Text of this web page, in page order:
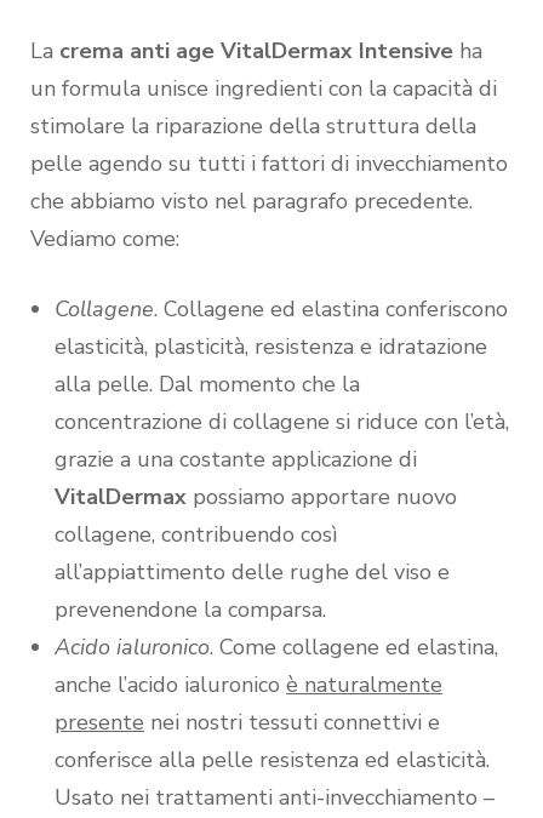
La crema anti age VitalDermax Intensive ha
un formula unisce ingredienti con la capacità di
stimolare la riparazione della struttura della
pelle agendo su tutti i fattori di invecchiamento
che abbiamo visto nel paragrafo precedente.
Vediamo come:
Collagene. Collagene ed elastina conferiscono
elasticità, plasticità, resistenza e idratazione
alla pelle. Dal momento che la
concentrazione di collagene si riduce con l’età,
grazie a una costante applicazione di
VitalDermax possiamo apportare nuovo
collagene, contribuendo così
all’appiattimento delle rughe del viso e
prevenendone la comparsa.
Acido ialuronico. Come collagene ed elastina,
anche l’acido ialuronico è naturalmente
presente nei nostri tessuti connettivi e
conferisce alla pelle resistenza ed elasticità.
Usato nei trattamenti anti-invecchiamento –